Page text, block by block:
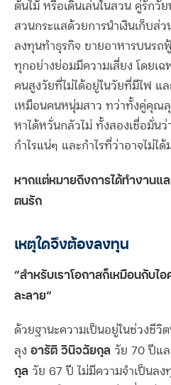
ต้นไม้ หรือเดินเล่นในสวน คู่รัก
สวนกระแสด้วยการนำเงินเก็บส่
ลงทุนทำธุรกิจ ขายอาหารบนร
ทุกอย่างย่อมมีความเสี่ยง โดยเ
คนสูงวัยที่ไม่ได้อยู่ในวัยที่มีไฟ แล
เหมือนคนหนุ่มสาว ทว่าทั้งคู่คุณ
หาได้หวั่นกลัวไม่ ทั้งสองเชื่อมั่นว่
กำไรแน่ๆ และกำไรที่ว่าอาจไม่ไ
หากแต่หมายถึงการได้ทำงานแ
ตนรัก
เหตุใดจึงต้องลงทุน
“สำหรับเราโอกาสก็เหมือนกับไ
ละลาย“
ด้วยฐานะความเป็นอยู่ในช่วงชี
ลุง อารัติ วินิจฉัยกุล วัย 70 ปีแ
กุล วัย 67 ปี ไม่มีความจำเป็นลง